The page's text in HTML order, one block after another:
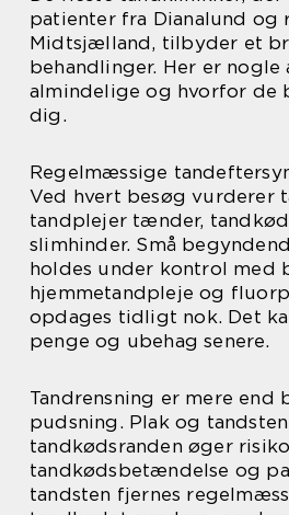
patienter fra Dianalund og
Midtsjælland, tilbyder et
behandlinger. Her er nogle
almindelige og hvorfor de
dig.
Regelmæssige
Ved hvert besøg vurderer
tandplejer tænder,
slimhinder. Små
holdes under kontrol med
hjemmetandpleje og
opdages tidligt nok. Det
penge og ubehag senere.
Tandrensning er mere end
pudsning. Plak og
tandkødsranden øger
tandkødsbetændelse og
tandsten fjernes